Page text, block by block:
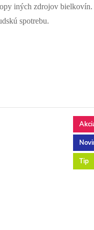
iných zdrojov
spotrebu.
Tip